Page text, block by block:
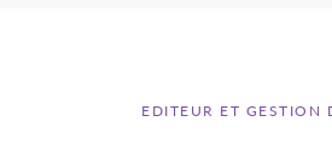
EDITEUR ET GESTION